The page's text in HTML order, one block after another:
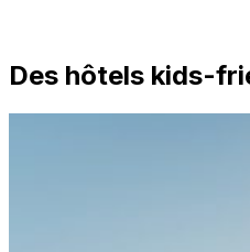
Des hôtels kids-